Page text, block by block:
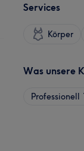
Services
Körper
Was unsere
Professionell